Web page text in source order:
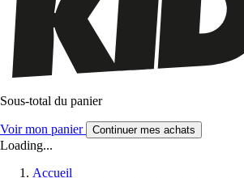
Sous-total du panier
Voir mon panier Continuer mes achats
Loading...
Accueil